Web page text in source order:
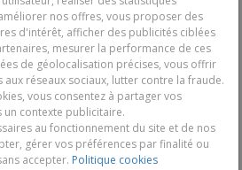
tout
Dès228€
nos offres, vous proposer des
d'intérêt, afficher des publicités ciblées
mesurer la performance de ces
de géolocalisation précises, vous offrir
réseaux sociaux, lutter contre la fraude.
vous consentez à partager vos
contexte publicitaire.
au fonctionnement du site et de nos
gérer vos préférences par finalité ou
accepter. Politique cookies